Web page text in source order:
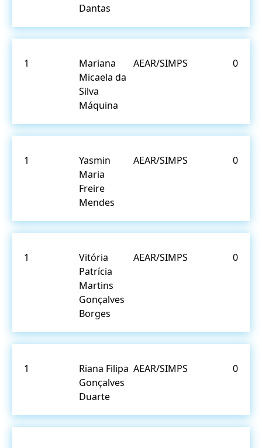
Dantas
1
Mariana
Micaela da
Silva
Máquina
AEAR/SIMPS 0
1
Yasmin
Maria
Freire
Mendes
AEAR/SIMPS 0
1
Vitória
Patrícia
Martins
Gonçalves
Borges
AEAR/SIMPS 0
1
Riana Filipa
Gonçalves
Duarte
AEAR/SIMPS 0